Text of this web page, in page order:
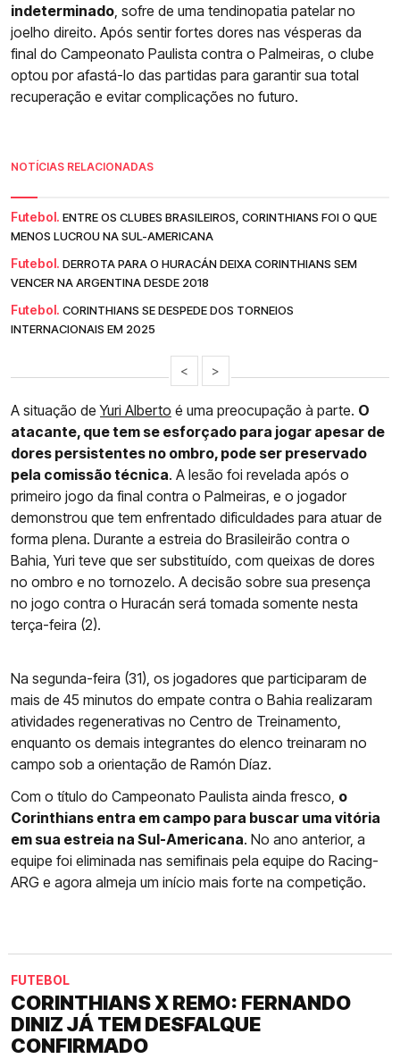
indeterminado, sofre de uma tendinopatia patelar no
joelho direito. Após sentir fortes dores nas vésperas da
final do Campeonato Paulista contra o Palmeiras, o clube
optou por afastá-lo das partidas para garantir sua total
recuperação e evitar complicações no futuro.
NOTÍCIAS RELACIONADAS
Futebol. ENTRE OS CLUBES BRASILEIROS, CORINTHIANS FOI O QUE
MENOS LUCROU NA SUL-AMERICANA
Futebol. DERROTA PARA O HURACÁN DEIXA CORINTHIANS SEM
VENCER NA ARGENTINA DESDE 2018
Futebol. CORINTHIANS SE DESPEDE DOS TORNEIOS
INTERNACIONAIS EM 2025
< >
A situação deYuri Alberto é uma preocupação à parte. O
atacante, que tem se esforçado para jogar apesar de
dores persistentes no ombro, pode ser preservado
pela comissão técnica. A lesão foi revelada após o
primeiro jogo da final contra o Palmeiras, e o jogador
demonstrou que tem enfrentado dificuldades para atuar de
forma plena. Durante a estreia do Brasileirão contra o
Bahia, Yuri teve que ser substituído, com queixas de dores
no ombro e no tornozelo. A decisão sobre sua presença
no jogo contra o Huracán será tomada somente nesta
terça-feira (2).
Na segunda-feira (31), os jogadores que participaram de
mais de 45 minutos do empate contra o Bahia realizaram
atividades regenerativas no Centro de Treinamento,
enquanto os demais integrantes do elenco treinaram no
campo sob a orientação de Ramón Díaz.
Com o título do Campeonato Paulista ainda fresco, o
Corinthians entra em campo para buscar uma vitória
em sua estreia na Sul-Americana. No ano anterior, a
equipe foi eliminada nas semifinais pela equipe do Racing-
ARG e agora almeja um início mais forte na competição.
FUTEBOL
CORINTHIANS X REMO: FERNANDO
DINIZ JÁ TEM DESFALQUE
CONFIRMADO